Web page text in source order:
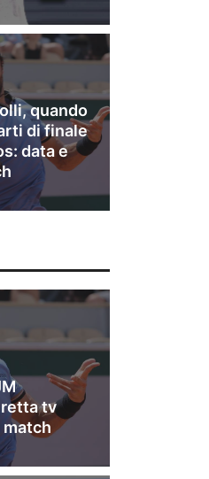
quando
di finale
data e
tv
match